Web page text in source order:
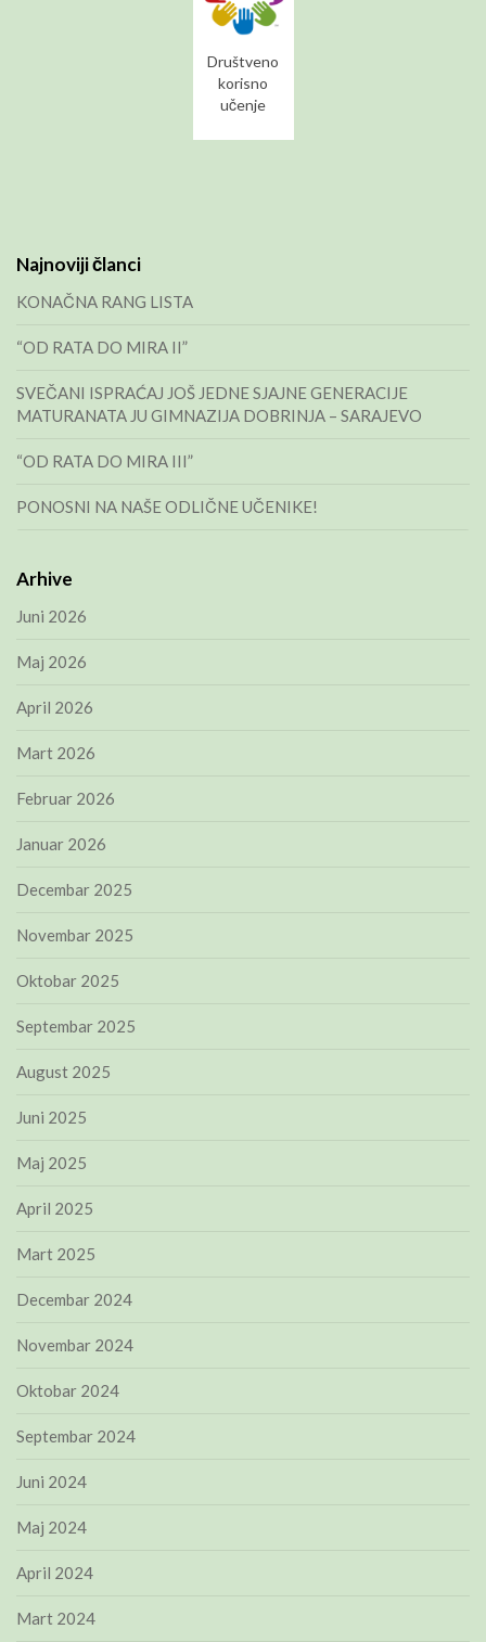
Društveno
korisno
učenje
Najnoviji članci
KONAČNA RANG LISTA
“OD RATA DO MIRA II”
SVEČANI ISPRAĆAJ JOŠ JEDNE SJAJNE GENERACIJE
MATURANATA JU GIMNAZIJA DOBRINJA – SARAJEVO
“OD RATA DO MIRA III”
PONOSNI NA NAŠE ODLIČNE UČENIKE!
Arhive
Juni 2026
Maj 2026
April 2026
Mart 2026
Februar 2026
Januar 2026
Decembar 2025
Novembar 2025
Oktobar 2025
Septembar 2025
August 2025
Juni 2025
Maj 2025
April 2025
Mart 2025
Decembar 2024
Novembar 2024
Oktobar 2024
Septembar 2024
Juni 2024
Maj 2024
April 2024
Mart 2024